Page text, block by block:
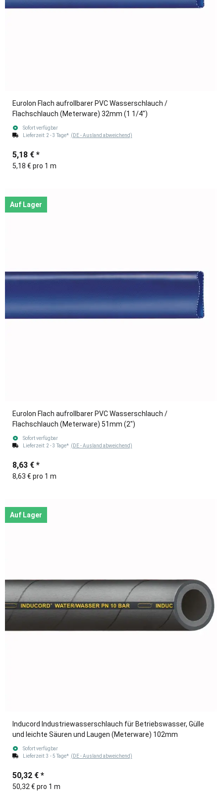
Eurolon Flach aufrollbarer PVC Wasserschlauch /
Flachschlauch (Meterware) 32mm (1 1/4")
Sofort verfügbar
Lieferzeit: 2 - 3 Tage* (DE - Ausland abweichend)
5,18 € *
5,18 € pro 1 m
Auf Lager
Eurolon Flach aufrollbarer PVC Wasserschlauch /
Flachschlauch (Meterware) 51mm (2")
Sofort verfügbar
Lieferzeit: 2 - 3 Tage* (DE - Ausland abweichend)
8,63 € *
8,63 € pro 1 m
Auf Lager
Inducord Industriewasserschlauch für Betriebswasser, Gülle
und leichte Säuren und Laugen (Meterware) 102mm
Sofort verfügbar
Lieferzeit:3 - 5 Tage* (DE - Ausland abweichend)
50,32 € *
50,32 € pro 1 m